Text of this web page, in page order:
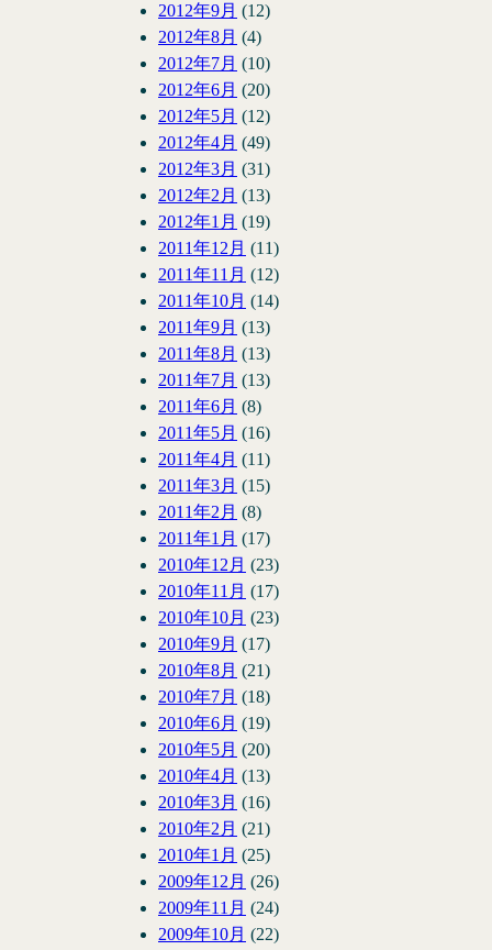
2012年9月 (12)
2012年8月 (4)
2012年7月 (10)
2012年6月 (20)
2012年5月 (12)
2012年4月 (49)
2012年3月 (31)
2012年2月 (13)
2012年1月 (19)
2011年12月 (11)
2011年11月 (12)
2011年10月 (14)
2011年9月 (13)
2011年8月 (13)
2011年7月 (13)
2011年6月 (8)
2011年5月 (16)
2011年4月 (11)
2011年3月 (15)
2011年2月 (8)
2011年1月 (17)
2010年12月 (23)
2010年11月 (17)
2010年10月 (23)
2010年9月 (17)
2010年8月 (21)
2010年7月 (18)
2010年6月 (19)
2010年5月 (20)
2010年4月 (13)
2010年3月 (16)
2010年2月 (21)
2010年1月 (25)
2009年12月 (26)
2009年11月 (24)
2009年10月 (22)